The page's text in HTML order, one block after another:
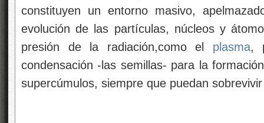
constituyen un entorno masivo,
evolución de las partículas, núcleos y
presión de la radiación,como el plasma,
condensación -las semillas- para la
supercúmulos, siempre que puedan